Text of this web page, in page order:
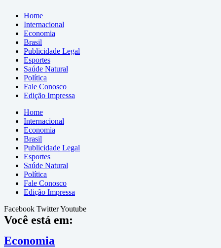
Home
Internacional
Economia
Brasil
Publicidade Legal
Esportes
Saúde Natural
Política
Fale Conosco
Edição Impressa
Home
Internacional
Economia
Brasil
Publicidade Legal
Esportes
Saúde Natural
Política
Fale Conosco
Edição Impressa
Facebook TwitterYoutube
Você está em:
Economia